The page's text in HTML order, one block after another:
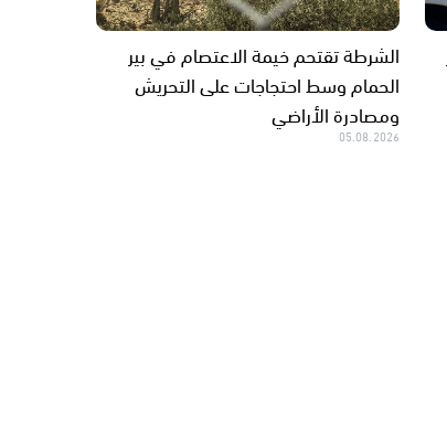
الشرطة تقتحم خيمة الاعتصام في بير
الحمام وسط احتجاجات على التحريش
ومصادرة الأراضي
05.08.2026